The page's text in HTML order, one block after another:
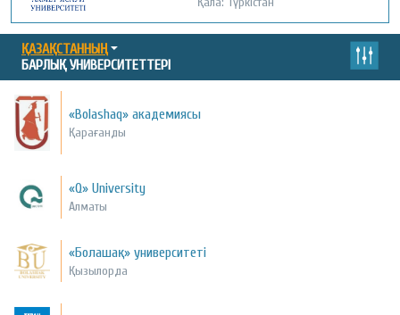
ҚАЗАҚСТАННЫҢ
БАРЛЫҚ УНИВЕРСИТЕТТЕРІ
«Bolashaq» академиясы
Қарағанды
«Q» University
Алматы
«Болашақ» университеті
Қызылорда